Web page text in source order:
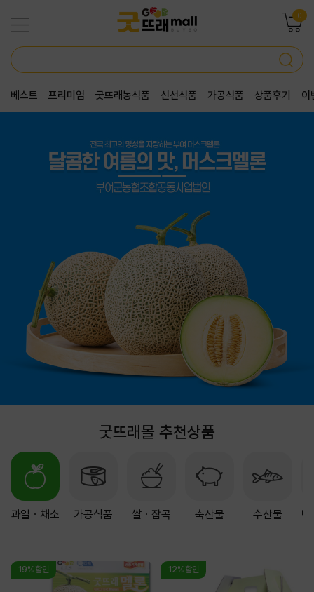
0
베스트 프리미엄 굿뜨래농식품 신선식품 가공식품 상품후기 이
굿뜨래몰 추천상품
과일ㆍ채소 가공식품 쌀ㆍ잡곡 축산물 수산물 반
19%할인 12%할인